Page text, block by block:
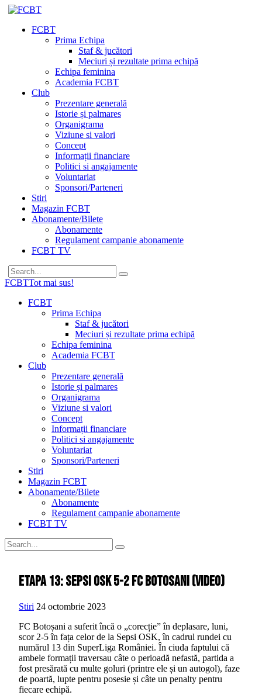
FCBT
Prima Echipa
Staf & jucători
Meciuri și rezultate prima echipă
Echipa feminina
Academia FCBT
Club
Prezentare generală
Istorie și palmares
Organigrama
Viziune si valori
Concept
Informații financiare
Politici si angajamente
Voluntariat
Sponsori/Parteneri
Stiri
Magazin FCBT
Abonamente/Bilete
Abonamente
Regulament campanie abonamente
FCBT TV
FCBTTot mai sus!
FCBT
Prima Echipa
Staf & jucători
Meciuri și rezultate prima echipă
Echipa feminina
Academia FCBT
Club
Prezentare generală
Istorie și palmares
Organigrama
Viziune si valori
Concept
Informații financiare
Politici si angajamente
Voluntariat
Sponsori/Parteneri
Stiri
Magazin FCBT
Abonamente/Bilete
Abonamente
Regulament campanie abonamente
FCBT TV
Etapa 13: Sepsi OSK 5-2 FC Botosani (video)
Stiri 24 octombrie 2023
FC Botoșani a suferit încă o „corecție” în deplasare, luni,
scor 2-5 în fața celor de la Sepsi OSK, în cadrul rundei cu
numărul 13 din SuperLiga României. În ciuda faptului că
ambele formații traversau câte o perioadă nefastă, partida a
fost presărată cu multe goluri (printre ele și un autogol), faze
de poartă, lupte pentru posesie și câte un penalty pentru
fiecare echipă.